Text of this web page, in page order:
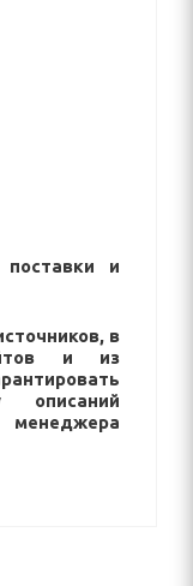
и
в
и из
описаний
менеджера